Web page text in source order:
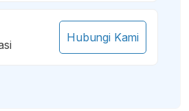
Hubungi Kami